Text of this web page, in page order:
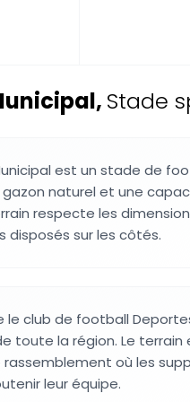
, Stade
est un stade de
naturel et une
respecte les
disposés sur les côtés.
le club de football
toute la région. Le terrain
où les
leur équipe.